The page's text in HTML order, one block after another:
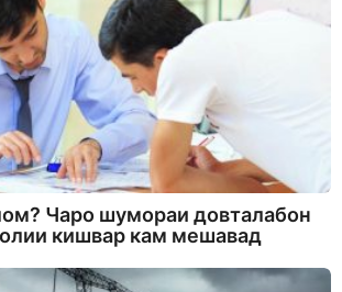
Чаро шумораи довталабон
кишвар кам мешавад